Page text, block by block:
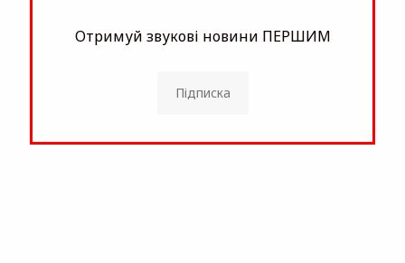
Отримуй звукові новини ПЕРШИМ
Підписка